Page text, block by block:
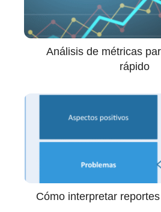
Análisis de métricas
rápido
Cómo interpretar